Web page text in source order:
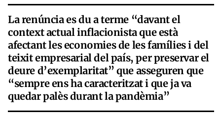
La renúncia es du a terme “davant el
context actual inflacionista que està
afectant les economies de les famílies i del
teixit empresarial del país, per preservar el
deure d’exemplaritat” que asseguren que
“sempre ens ha caracteritzat i que ja va
quedar palès durant la pandèmia”